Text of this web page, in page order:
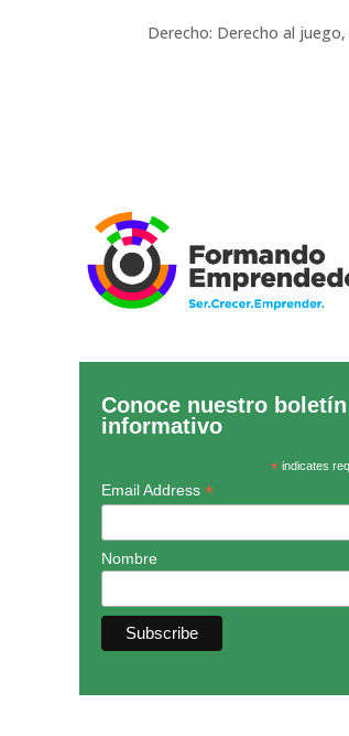
Derecho: Derecho al
Conoce nuestro boletín
informativo
*indicates
Email Address *
Nombre